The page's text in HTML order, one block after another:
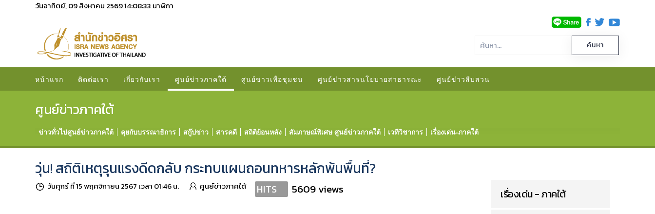
วันอาทิตย์, 09 สิงหาคม 256914:08:34 นาฬิกา
หน้าแรก ติดต่อเรา เกี่ยวกับเรา ศูนย์ข่าวภาคใต้ ศูนย์ข่าวเพื่อชุมชน ศูนย์ข่าวสารนโยบายสาธารณะ ศูนย์ข่าวสืบสวน
ศูนย์ข่าวภาคใต้
ข่าวทั่วไปศูนย์ข่าวภาคใต้ คุยกับบรรณาธิการ สกู๊ปข่าว สารคดี สถิติย้อนหลัง สัมภาษณ์พิเศษ ศูนย์ข่าวภาคใต้ เวทีวิชาการ เรื่องเด่น-ภาคใต้
วุ่น! สถิติเหตุรุนแรงดีดกลับ กระทบแผนถอนทหารหลักพ้นพื้นที่?
วันศุกร์ ที่ 15 พฤศจิกายน 2567 เวลา 01:46 น. ศูนย์ข่าวภาคใต้ HITS 5609 views เรื่องเด่น - ภาคใต้